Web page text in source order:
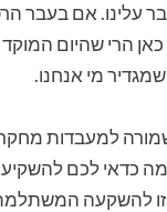
עובר עלינו. אם
הרי שהיום
למעבדות
כדאי לכם
להשקעה